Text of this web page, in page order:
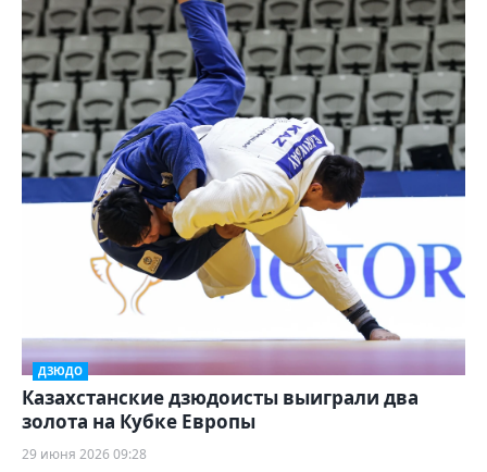
ДЗЮДО
Казахстанские дзюдоисты выиграли два
золота на Кубке Европы
29 июня 2026 09:28